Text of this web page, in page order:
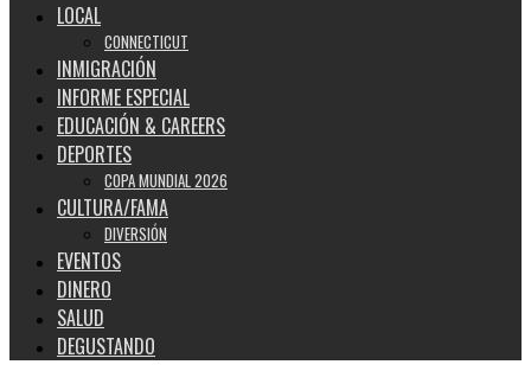
LOCAL
CONNECTICUT
INMIGRACIÓN
INFORME ESPECIAL
EDUCACIÓN & CAREERS
DEPORTES
COPA MUNDIAL 2026
CULTURA/FAMA
DIVERSIÓN
EVENTOS
DINERO
SALUD
DEGUSTANDO